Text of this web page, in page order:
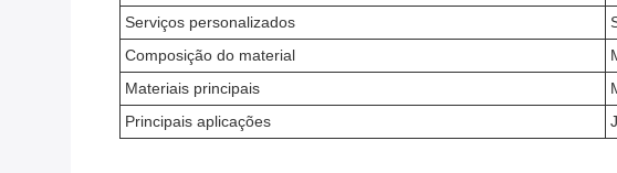
Serviços personalizados
Composição do material
Materiais principais
Principais aplicações